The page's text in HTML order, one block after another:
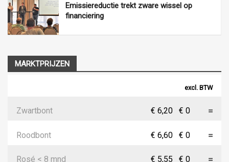
Emissiereductie trekt zware wissel op
financiering
MARKTPRIJZEN
excl. BTW
Zwartbont € 6,20 € 0
Roodbont € 6,60 € 0
Rosé < 8 mnd € 5,55 € 0